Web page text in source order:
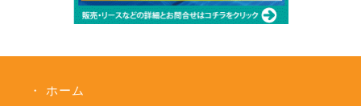
ホーム